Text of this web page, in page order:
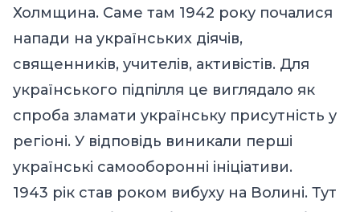
Холмщина. Саме там 1942 року почалися
напади на українських діячів,
священників, учителів, активістів. Для
українського підпілля це виглядало як
спроба зламати українську присутність у
регіоні. У відповідь виникали перші
українські самооборонні ініціативи.
1943 рік став роком вибуху на Волині. Тут